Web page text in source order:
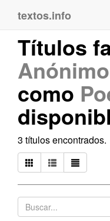
textos.info
Títulos
Anónimo
como
3 títulos encontrados.